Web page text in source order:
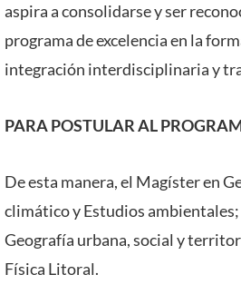
aspira a consolidarse y ser
programa de excelencia en la
integración interdisciplinaria y
PARA POSTULAR AL
De esta manera, el Magíster en
climático y Estudios
Geografía urbana, social y
Física Litoral.